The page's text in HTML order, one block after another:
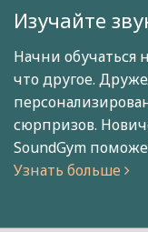
Изучайте
Начни обучаться
что другое.
сюрпризов.
SoundGym
Узнать больше